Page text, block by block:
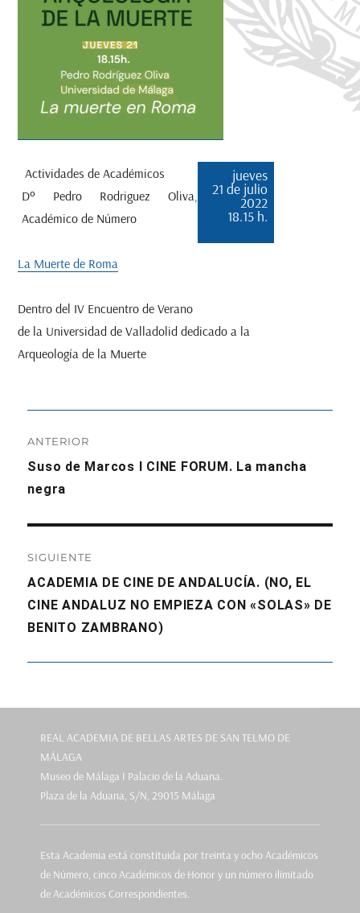
jueves
21 de julio
2022
18.15 h.
Actividades de Académicos
Dº Pedro Rodriguez Oliva,
Académico de Número
La Muerte de Roma
Dentro del IV Encuentro de Verano
de la Universidad de Valladolid dedicado a la
Arqueología de la Muerte
de
entradas
ANTERIOR
Entrada
anterior:
Suso de Marcos I CINE FORUM. La mancha
negra
SIGUIENTE
Entrada
siguiente:
ACADEMIA DE CINE DE ANDALUCÍA. (NO, EL
CINE ANDALUZ NO EMPIEZA CON «SOLAS» DE
BENITO ZAMBRANO)
REAL ACADEMIA DE BELLAS ARTES DE SAN TELMO DE
MÁLAGA
Museo de Málaga I Palacio de la Aduana.
Plaza de la Aduana, S/N, 29015 Málaga
Esta Academia está constituida por treinta y ocho Académicos
de Número, cinco Académicos de Honor y un número ilimitado
de Académicos Correspondientes.